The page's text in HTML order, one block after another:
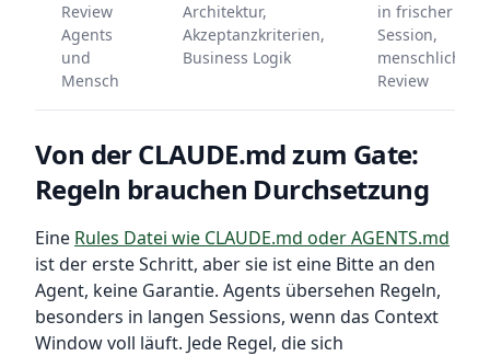
Review
Agents
und
Mensch
Architektur,
Akzeptanzkriterien,
Business Logik
in frischer
Session,
menschliches
Review
Von der CLAUDE.md zum Gate:
Regeln brauchen Durchsetzung
Eine Rules Datei wie CLAUDE.md oder AGENTS.md
ist der erste Schritt, aber sie ist eine Bitte an den
Agent, keine Garantie. Agents übersehen Regeln,
besonders in langen Sessions, wenn das Context
Window voll läuft. Jede Regel, die sich